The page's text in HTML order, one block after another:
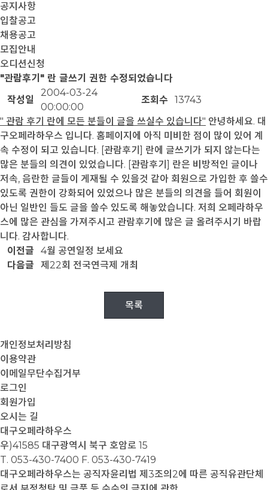
공지사항
입찰공고
채용공고
모집안내
오디션신청
"관람후기" 란 글쓰기 권한 수정되었습니다
작성일
2004-03-24
00:00:00
조회수
13743
" 관람 후기 란에 모든 분들이 글을 쓰실수 있습니다" 안녕하세요. 대
구오페라하우스 입니다. 홈페이지에 아직 미비한 점이 많이 있어 계
속 수정이 되고 있습니다. [관람후기] 란에 글쓰기가 되지 않는다는
많은 분들의 의견이 있었습니다. [관람후기] 란은 비방적인 글이나
저속, 음란한 글들이 게재될 수 있을것 같아 회원으로 가입한 후 쓸수
있도록 권한이 강화되어 있었으나 많은 분들의 의견을 들어 회원이
아닌 일반인 들도 글을 쓸수 있도록 해놓았습니다. 저희 오페라하우
스에 많은 관심을 가져주시고 관람후기에 많은 글 올려주시기 바랍
니다. 감사합니다.
이전글
4월 공연일정 보세요
다음글
제22회 전국연극제 개최
목록
개인정보처리방침
이용약관
이메일무단수집거부
로그인
회원가입
오시는 길
대구오페라하우스
우)41585 대구광역시 북구 호암로 15
T. 053-430-7400 F. 053-430-7419
대구오페라하우스는 공직자윤리법 제3조의2에 따른 공직유관단체